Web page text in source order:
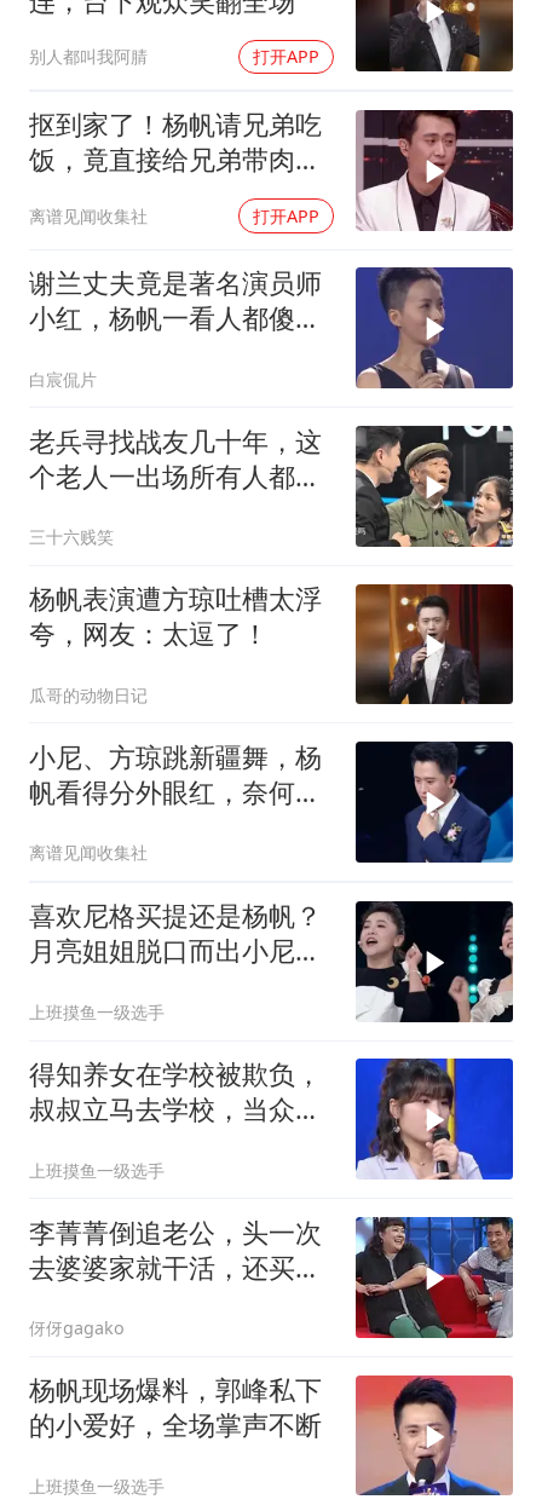
别人都叫我阿腈 打开APP
抠到家了！杨帆请兄弟吃
饭，竟直接给兄弟带肉包
离谱见闻收集社 打开APP
谢兰丈夫竟是著名演员师
小红，杨帆一看人都傻
白宸侃片
老兵寻找战友几十年，这
个老人一出场所有人都呆
三十六贱笑
杨帆表演遭方琼吐槽太浮
夸，网友：太逗了！
瓜哥的动物日记
小尼、方琼跳新疆舞，杨
帆看得分外眼红，奈何自
离谱见闻收集社
喜欢尼格买提还是杨帆？
月亮姐姐脱口而出小尼，
上班摸鱼一级选手
得知养女在学校被欺负，
叔叔立马去学校，当众给
上班摸鱼一级选手
李菁菁倒追老公，头一次
去婆婆家就干活，还买了
伢伢gagako
杨帆现场爆料，郭峰私下
的小爱好，全场掌声不断
上班摸鱼一级选手